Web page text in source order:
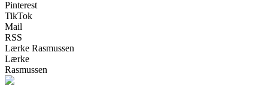
Pinterest
TikTok
Mail
RSS
Lærke Rasmussen
Lærke
Rasmussen